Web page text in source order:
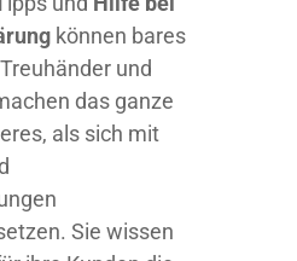
können bares
und
das ganze
als sich mit
Sie wissen